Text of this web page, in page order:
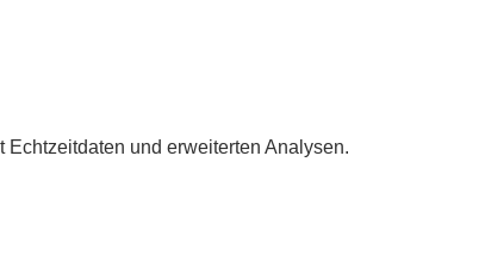
und erweiterten Analysen.